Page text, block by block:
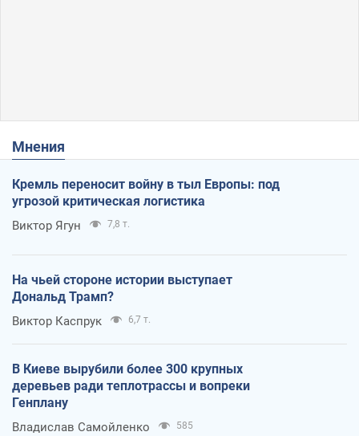
Мнения
Кремль переносит войну в тыл Европы: под
угрозой критическая логистика
Виктор Ягун 7,8 т.
На чьей стороне истории выступает
Дональд Трамп?
Виктор Каспрук 6,7 т.
В Киеве вырубили более 300 крупных
деревьев ради теплотрассы и вопреки
Генплану
Владислав Самойленко 585